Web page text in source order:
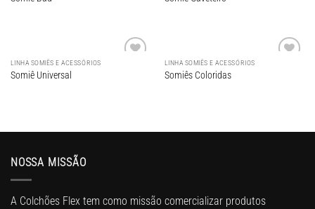
LINHA SOMIÊS E ACESSÓRIOS
Somiê Universal
LINHA SOMIÊS E ACESSÓRIOS
Somiês Coloridas
NOSSA MISSÃO
A Colchões Flex tem como missão comercializar produtos